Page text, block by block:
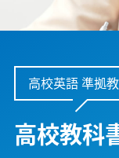
高校英語 準拠
高校教科